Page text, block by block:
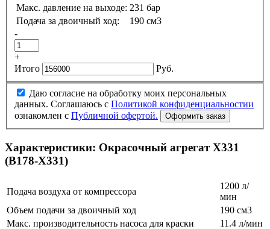
Макс. давление на выходе: 231 бар
Подача за двоичный ход:
190 см3
-
+
Итого
Руб.
Даю согласие на обработку моих персональных
данных. Соглашаюсь с Политикой конфиденциальностии
ознакомлен с Публичной офертой.
Характеристики: Окрасочный агрегат X331
(B178-X331)
Подача воздуха от компрессора
1200 л/
мин
Объем подачи за двоичный ход
190 см3
Макс. производительность насоса для краски
11.4 л/мин